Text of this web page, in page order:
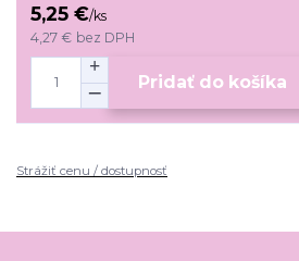
5,25 €/ks
4,27 € bez DPH
Pridať do košíka
Strážiť cenu / dostupnosť